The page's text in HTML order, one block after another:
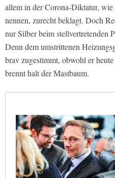
allem in der Corona-Diktatur,
nennen, zurecht beklagt. Doch
nur Silber beim stellvertretenden
Denn dem umstrittenen
brav zugestimmt, obwohl er
brennt halt der Mastbaum.